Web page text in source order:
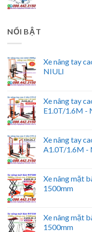
NỔI BẬT
Xe nâng tay
NIULI
Xe nâng tay
E1.0T/1.6M -
Xe nâng tay
A1.0T/1.6M -
Xe nâng mặt
1500mm
Xe nâng mặt
1500mm